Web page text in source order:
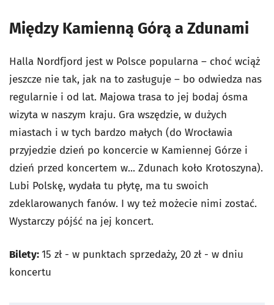
Między Kamienną Górą a Zdunami
Halla Nordfjord jest w Polsce popularna – choć wciąż
jeszcze nie tak, jak na to zasługuje – bo odwiedza nas
regularnie i od lat. Majowa trasa to jej bodaj ósma
wizyta w naszym kraju. Gra wszędzie, w dużych
miastach i w tych bardzo małych (do Wrocławia
przyjedzie dzień po koncercie w Kamiennej Górze i
dzień przed koncertem w... Zdunach koło Krotoszyna).
Lubi Polskę, wydała tu płytę, ma tu swoich
zdeklarowanych fanów. I wy też możecie nimi zostać.
Wystarczy pójść na jej koncert.
Bilety:15 zł - w punktach sprzedaży, 20 zł - w dniu
koncertu